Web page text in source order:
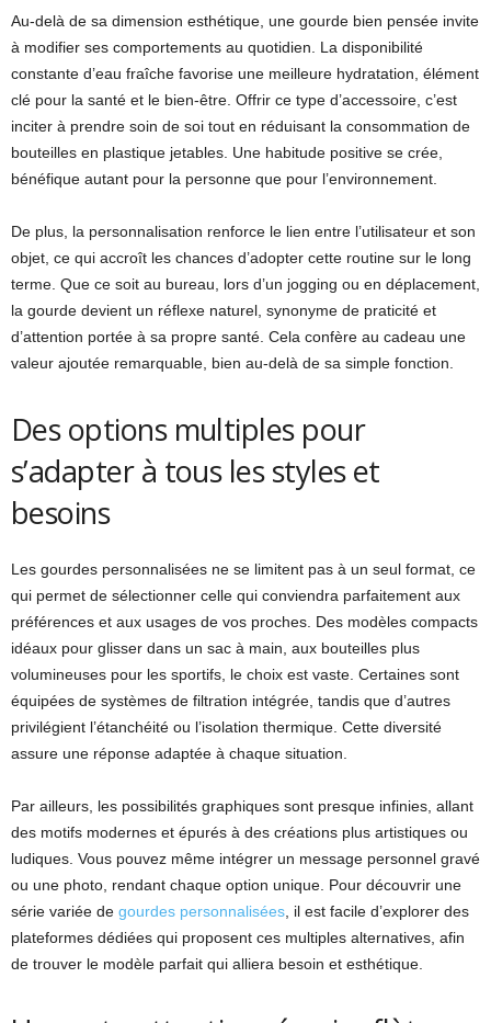
Au-delà de sa dimension esthétique, une gourde bien pensée invite
à modifier ses comportements au quotidien. La disponibilité
constante d’eau fraîche favorise une meilleure hydratation, élément
clé pour la santé et le bien-être. Offrir ce type d’accessoire, c’est
inciter à prendre soin de soi tout en réduisant la consommation de
bouteilles en plastique jetables. Une habitude positive se crée,
bénéfique autant pour la personne que pour l’environnement.
De plus, la personnalisation renforce le lien entre l’utilisateur et son
objet, ce qui accroît les chances d’adopter cette routine sur le long
terme. Que ce soit au bureau, lors d’un jogging ou en déplacement,
la gourde devient un réflexe naturel, synonyme de praticité et
d’attention portée à sa propre santé. Cela confère au cadeau une
valeur ajoutée remarquable, bien au-delà de sa simple fonction.
Des options multiples pour
s’adapter à tous les styles et
besoins
Les gourdes personnalisées ne se limitent pas à un seul format, ce
qui permet de sélectionner celle qui conviendra parfaitement aux
préférences et aux usages de vos proches. Des modèles compacts
idéaux pour glisser dans un sac à main, aux bouteilles plus
volumineuses pour les sportifs, le choix est vaste. Certaines sont
équipées de systèmes de filtration intégrée, tandis que d’autres
privilégient l’étanchéité ou l’isolation thermique. Cette diversité
assure une réponse adaptée à chaque situation.
Par ailleurs, les possibilités graphiques sont presque infinies, allant
des motifs modernes et épurés à des créations plus artistiques ou
ludiques. Vous pouvez même intégrer un message personnel gravé
ou une photo, rendant chaque option unique. Pour découvrir une
série variée de gourdes personnalisées, il est facile d’explorer des
plateformes dédiées qui proposent ces multiples alternatives, afin
de trouver le modèle parfait qui alliera besoin et esthétique.